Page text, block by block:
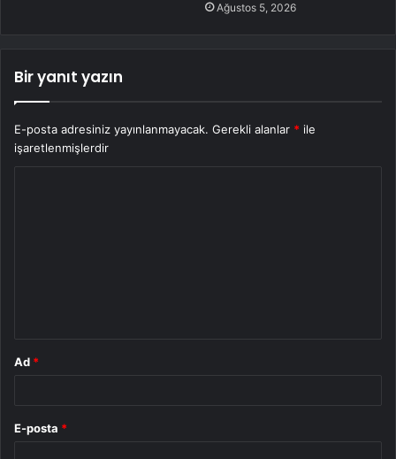
Ağustos 5, 2026
Bir yanıt yazın
E-posta adresiniz yayınlanmayacak. Gerekli alanlar * ile
işaretlenmişlerdir
Ad *
E-posta *